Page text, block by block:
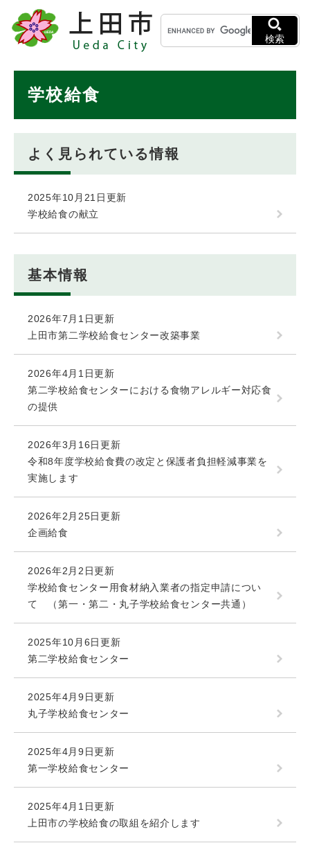
メニューを飛ばして本文へ
キ
ー
ワ
検索
学校給食
よく見られている情報
2025年10月21日更新
学校給食の献立
基本情報
2026年7月1日更新
上田市第二学校給食センター改築事業
2026年4月1日更新
第二学校給食センターにおける食物アレルギー対応食
の提供
2026年3月16日更新
令和8年度学校給食費の改定と保護者負担軽減事業を
実施します
2026年2月25日更新
企画給食
2026年2月2日更新
学校給食センター用食材納入業者の指定申請につい
て （第一・第二・丸子学校給食センター共通）
2025年10月6日更新
第二学校給食センター
2025年4月9日更新
丸子学校給食センター
2025年4月9日更新
第一学校給食センター
2025年4月1日更新
上田市の学校給食の取組を紹介します